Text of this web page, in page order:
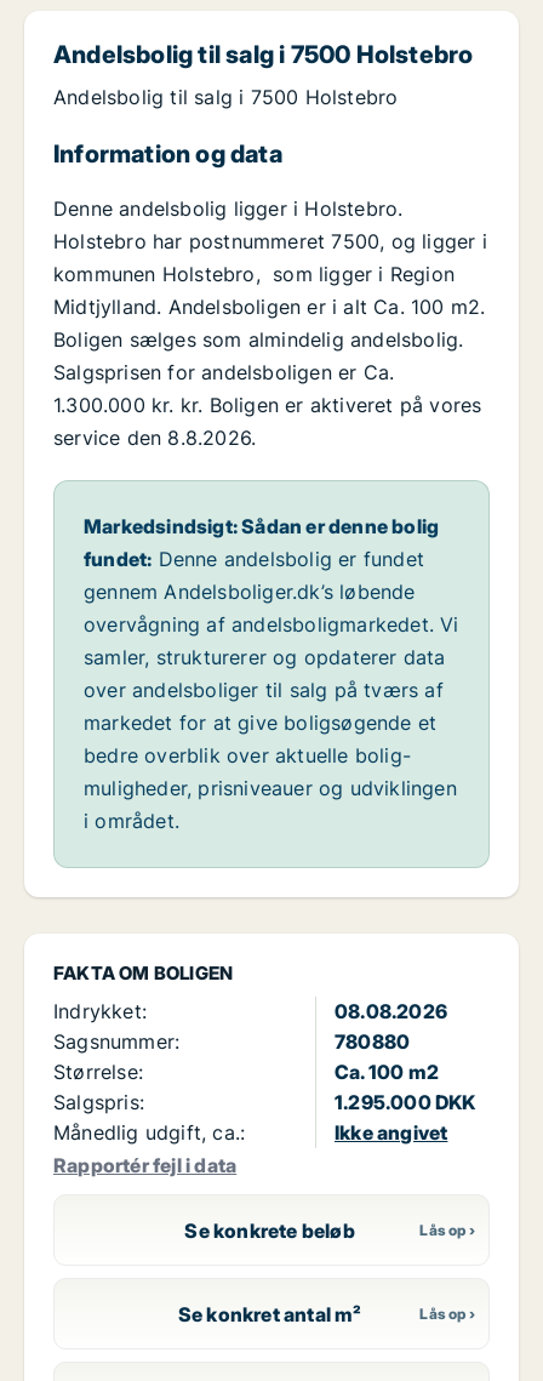
FAKTA OM BOLIGEN
Indrykket:
08.08.2026
Sagsnummer:
780880
Størrelse:
Ca. 100 m2
Salgspris:
1.295.000 DKK
Månedlig udgift, ca.:
Ikke angivet
Rapportér fejl i data
Se konkrete beløb
Se konkret antal m²
Andelsbolig til salg i 7500 Holstebro
Andelsbolig til salg i 7500 Holstebro
Information og data
Denne andelsbolig ligger i Holstebro.
Holstebro har postnummeret 7500, og ligger i
kommunen Holstebro, som ligger i Region
Midtjylland. Andelsboligen er i alt Ca. 100 m2.
Boligen sælges som almindelig andelsbolig.
Salgsprisen for andelsboligen er Ca.
1.300.000 kr. kr. Boligen er aktiveret på vores
service den 8.8.2026.
Markedsindsigt: Sådan er denne bolig
fundet: Denne andelsbolig er fundet
gennem Andelsboliger.dk’s løbende
overvågning af andelsboligmarkedet. Vi
samler, strukturerer og opdaterer data
over andelsboliger til salg på tværs af
markedet for at give boligsøgende et
bedre overblik over aktuelle bolig-
muligheder, prisniveauer og udviklingen
i området.